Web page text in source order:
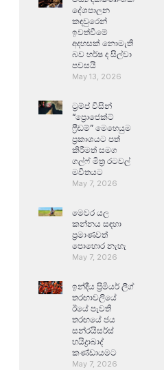
දේශපාලන
කඳවුරෙන්
ඉවත්වීමේ
අදහසක් නොමැති
බව හර්ෂ ද සිල්වා
පවසයි
May 13, 2026
ට්‍රම්ප් විසින්
“ප්‍රොජෙක්ට්
ෆ්‍රීඩම්” මෙහෙයුම
ප්‍රකාශයට පත්
කිරීමත් සමග
ගල්ෆ් මිත්‍ර රටවල්
මවිතයට
May 7, 2026
මෙවර යල
කන්නය සඳහා
ප්‍රමාණවත්
පොහොර නැහැ
May 7, 2026
ඉන්දීය ප්‍රිමියර් ලීග්
තරඟාවලියේ
ඊයේ පැවති
තරඟයේ ජය
සන්රයිසර්ස්
හයිද්‍රාබාද්
කණ්ඩායමට
May 7, 2026